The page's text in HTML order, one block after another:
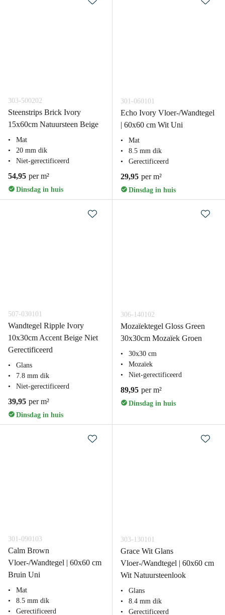
303-500202
Steenstrips Brick Ivory
15x60cm Natuursteen Beige
Mat
20 mm dik
Niet-gerectificeerd
54,95 per m²
Dinsdag in huis
301-060101
Echo Ivory Vloer-/Wandtegel
| 60x60 cm Wit Uni
Mat
8.5 mm dik
Gerectificeerd
29,95 per m²
Dinsdag in huis
507-030101
Wandtegel Ripple Ivory
10x30cm Accent Beige Niet
Gerectificeerd
Glans
7.8 mm dik
Niet-gerectificeerd
39,95 per m²
Dinsdag in huis
306-140102
Mozaïektegel Gloss Green
30x30cm Mozaïek Groen
30x30 cm
Mozaïek
Niet-gerectificeerd
89,95 per m²
Dinsdag in huis
301-090103
Calm Brown
Vloer-/Wandtegel | 60x60 cm
Bruin Uni
Mat
8.5 mm dik
Gerectificeerd
303-130101
Grace Wit Glans
Vloer-/Wandtegel | 60x60 cm
Wit Natuursteenlook
Glans
8.4 mm dik
Gerectificeerd